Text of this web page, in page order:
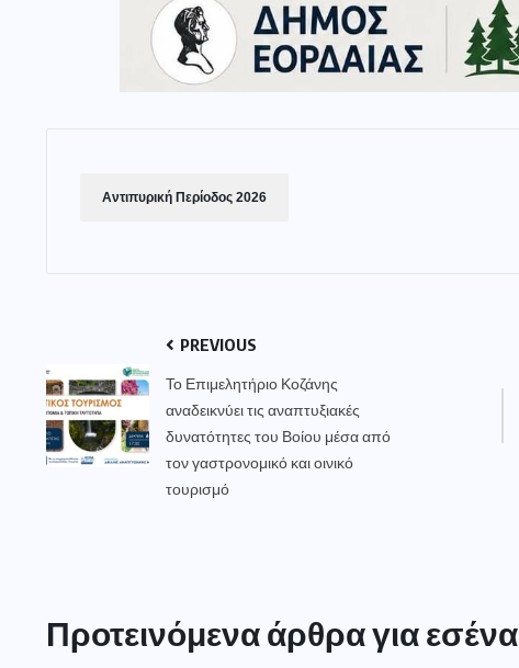
Αντιπυρική Περίοδος 2026
PREVIOUS
Το Επιμελητήριο Κοζάνης
αναδεικνύει τις αναπτυξιακές
δυνατότητες του Βοίου μέσα από
τον γαστρονομικό και οινικό
τουρισμό
Προτεινόμενα άρθρα για εσένα